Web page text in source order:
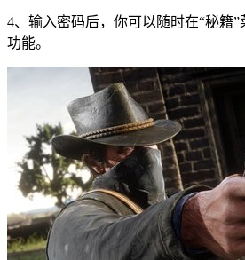
4、输入密码后，你可以随时在“秘籍
功能。